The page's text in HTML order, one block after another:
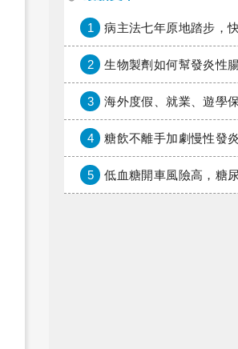
1 病主法七年原地踏步，快修法讓病人自
2 生物製劑如何幫發炎性腸道疾病患者抗潰瘍？治療進展與健保
3 海外度假、就業、遊學保障加倍，富邦產險「一期逐夢」專案加碼遠距
4 糖飲不離手加劇慢性發炎，當心老化與慢性
5 低血糖開車風險高，糖尿病友上路必學的